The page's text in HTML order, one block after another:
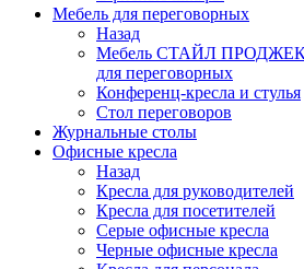
Мебель для переговорных
Назад
Мебель СТАЙЛ
для переговорных
Конференц-кресла и стулья
Стол переговоров
Журнальные столы
Офисные кресла
Назад
Кресла для руководителей
Кресла для посетителей
Серые офисные кресла
Черные офисные кресла